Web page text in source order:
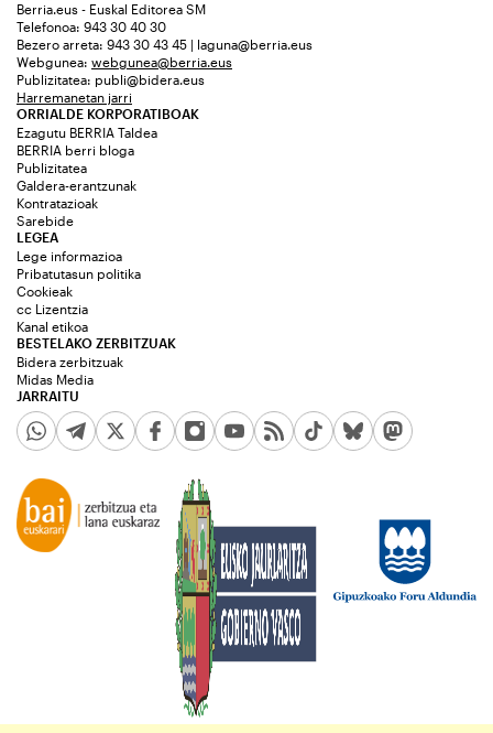
Berria.eus - Euskal Editorea SM
Telefonoa: 943 30 40 30
Bezero arreta: 943 30 43 45 | laguna@berria.eus
Webgunea: webgunea@berria.eus
Publizitatea: publi@bidera.eus
Harremanetan jarri
ORRIALDE KORPORATIBOAK
Ezagutu BERRIA Taldea
BERRIA berri bloga
Publizitatea
Galdera-erantzunak
Kontratazioak
Sarebide
JARRAITU
LEGEA
Lege informazioa
Pribatutasun politika
Cookieak
cc Lizentzia
Kanal etikoa
BESTELAKO ZERBITZUAK
Bidera zerbitzuak
Midas Media